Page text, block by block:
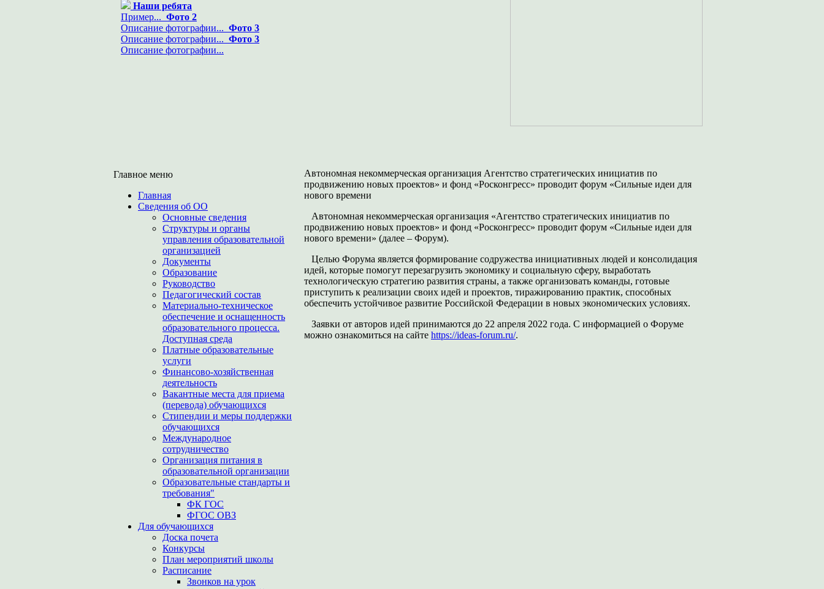
Наши ребята
Пример... Фото 2
Описание фотографии... Фото 3
Описание фотографии... Фото 3
Описание фотографии...
Главное меню
Главная
Сведения об ОО
Основные сведения
Структуры и органы
управления образовательной
организацией
Документы
Образование
Руководство
Педагогический состав
Материально-техническое
обеспечение и оснащенность
образовательного процесса.
Доступная среда
Платные образовательные
услуги
Финансово-хозяйственная
деятельность
Вакантные места для приема
(перевода) обучающихся
Стипендии и меры поддержки
обучающихся
Международное
сотрудничество
Организация питания в
образовательной организации
Образовательные стандарты и
требования"
ФК ГОС
ФГОС ОВЗ
Для обучающихся
Доска почета
Конкурсы
План мероприятий школы
Расписание
Звонков на урок
Автономная некоммерческая организация Агентство стратегических инициатив по
продвижению новых проектов» и фонд «Росконгресс» проводит форум «Сильные идеи для
нового времени
Автономная некоммерческая организация «Агентство стратегических инициатив по
продвижению новых проектов» и фонд «Росконгресс» проводит форум «Сильные идеи для
нового времени» (далее – Форум).
Целью Форума является формирование содружества инициативных людей и консолидация
идей, которые помогут перезагрузить экономику и социальную сферу, выработать
технологическую стратегию развития страны, а также организовать команды, готовые
приступить к реализации своих идей и проектов, тиражированию практик, способных
обеспечить устойчивое развитие Российской Федерации в новых экономических условиях.
Заявки от авторов идей принимаются до 22 апреля 2022 года. С информацией о Форуме
можно ознакомиться на сайте https://ideas-forum.ru/.